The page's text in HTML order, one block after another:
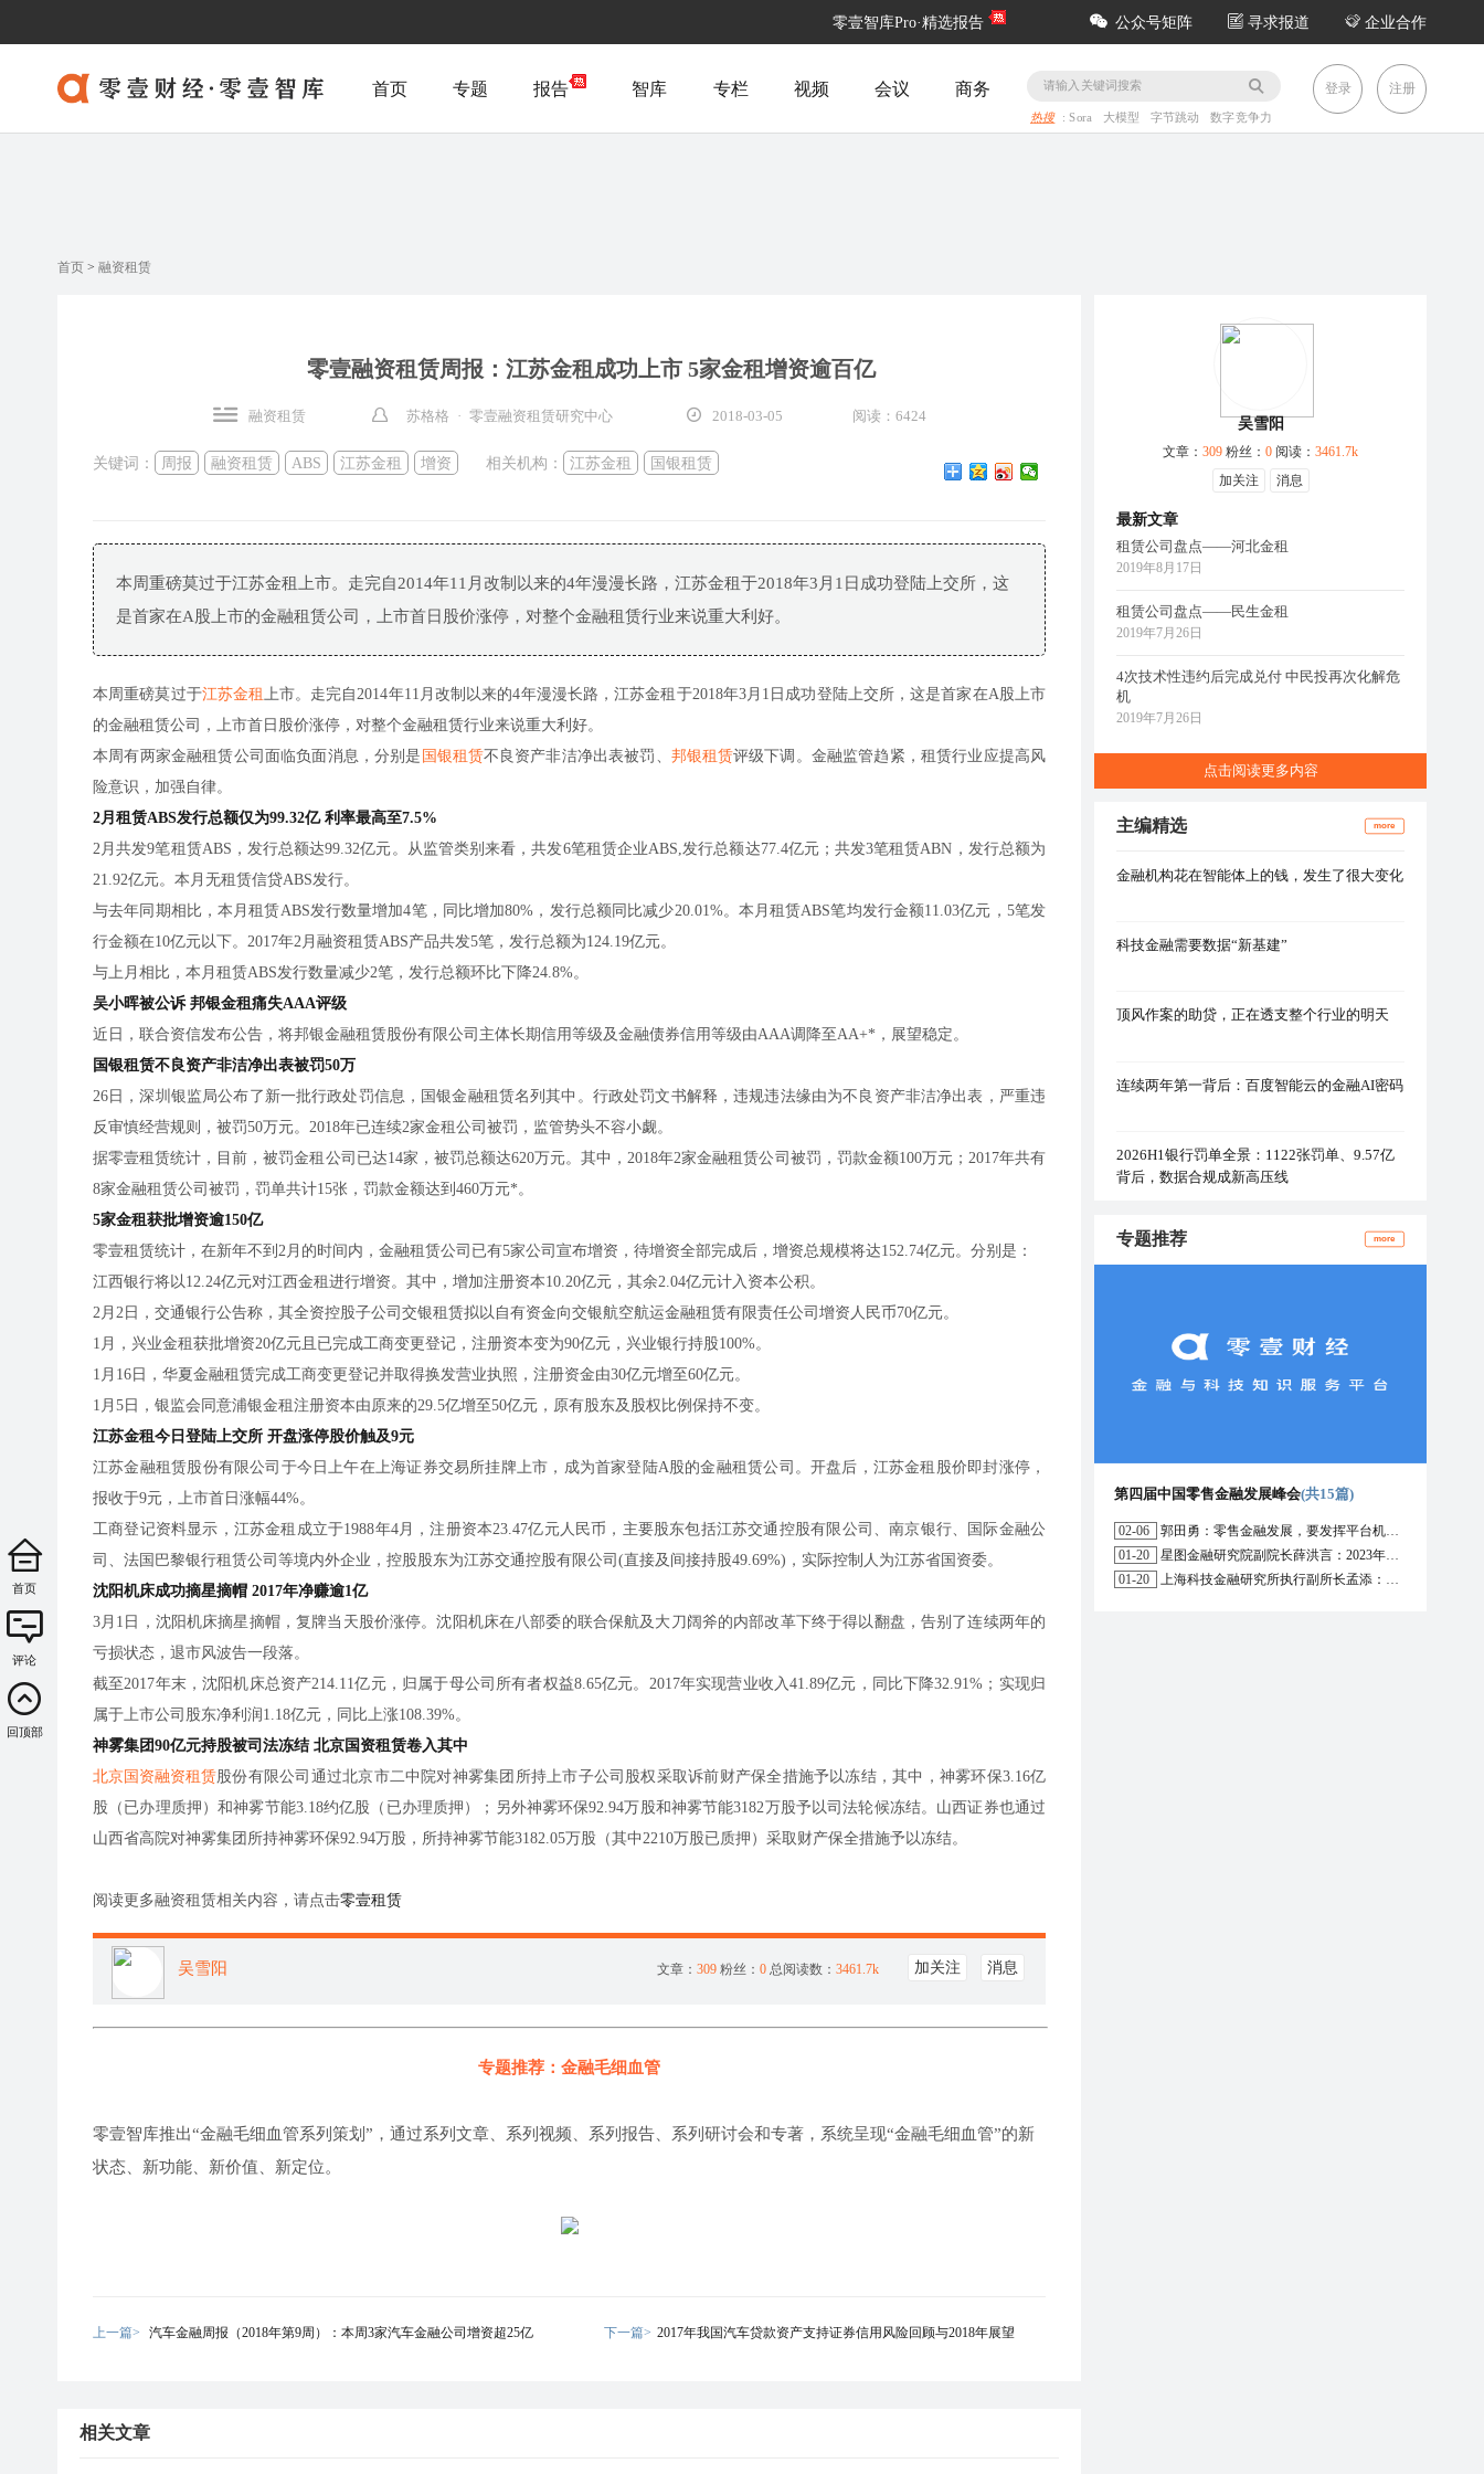
零壹智库Pro·精选报告 公众号矩阵 寻求报道 企业合作
首页 专题 报告 智库 专栏 视频 会议 商务
热搜 :Sora 大模型 字节跳动 数字竞争力
登录 注册
首页 > 融资租赁
零壹融资租赁周报：江苏金租成功上市 5家金租增资逾百亿
融资租赁 苏格格 · 零壹融资租赁研究中心 2018-03-05 阅读：6424
关键词： 周报 融资租赁 ABS 江苏金租 增资 相关机构： 江苏金租 国银租赁
本周重磅莫过于江苏金租上市。走完自2014年11月改制以来的4年漫漫长路，江苏金租于2018年3月1日成功登陆上交所，这
是首家在A股上市的金融租赁公司，上市首日股价涨停，对整个金融租赁行业来说重大利好。
本周重磅莫过于江苏金租 上市。走完自2014年11月改制以来的4年漫漫长路，江苏金租于2018年3月1日成功登陆上交所，这是首家在A股上市
的金融租赁公司，上市首日股价涨停，对整个金融租赁行业来说重大利好。
本周有两家金融租赁公司面临负面消息，分别是国银租赁不良资产非洁净出表被罚、 邦银租赁评级下调。金融监管趋紧，租赁行业应提高风
险意识，加强自律。
2月租赁ABS发行总额仅为99.32亿 利率最高至7.5%
2月共发9笔租赁ABS，发行总额达99.32亿元。从监管类别来看，共发6笔租赁企业ABS,发行总额达77.4亿元；共发3笔租赁ABN，发行总额为
21.92亿元。本月无租赁信贷ABS发行。
与去年同期相比，本月租赁ABS发行数量增加4笔，同比增加80%，发行总额同比减少20.01%。本月租赁ABS笔均发行金额11.03亿元，5笔发
行金额在10亿元以下。2017年2月融资租赁ABS产品共发5笔，发行总额为124.19亿元。
与上月相比，本月租赁ABS发行数量减少2笔，发行总额环比下降24.8%。
吴小晖被公诉 邦银金租痛失AAA评级
近日，联合资信发布公告，将邦银金融租赁股份有限公司主体长期信用等级及金融债券信用等级由AAA调降至AA+*，展望稳定。
国银租赁不良资产非洁净出表被罚50万
26日，深圳银监局公布了新一批行政处罚信息，国银金融租赁名列其中。行政处罚文书解释，违规违法缘由为不良资产非洁净出表，严重违
反审慎经营规则，被罚50万元。2018年已连续2家金租公司被罚，监管势头不容小觑。
据零壹租赁统计，目前，被罚金租公司已达14家，被罚总额达620万元。其中，2018年2家金融租赁公司被罚，罚款金额100万元；2017年共有
8家金融租赁公司被罚，罚单共计15张，罚款金额达到460万元*。
5家金租获批增资逾150亿
零壹租赁统计，在新年不到2月的时间内，金融租赁公司已有5家公司宣布增资，待增资全部完成后，增资总规模将达152.74亿元。分别是：
江西银行将以12.24亿元对江西金租进行增资。其中，增加注册资本10.20亿元，其余2.04亿元计入资本公积。
2月2日，交通银行公告称，其全资控股子公司交银租赁拟以自有资金向交银航空航运金融租赁有限责任公司增资人民币70亿元。
1月，兴业金租获批增资20亿元且已完成工商变更登记，注册资本变为90亿元，兴业银行持股100%。
1月16日，华夏金融租赁完成工商变更登记并取得换发营业执照，注册资金由30亿元增至60亿元。
1月5日，银监会同意浦银金租注册资本由原来的29.5亿增至50亿元，原有股东及股权比例保持不变。
江苏金租今日登陆上交所 开盘涨停股价触及9元
江苏金融租赁股份有限公司于今日上午在上海证券交易所挂牌上市，成为首家登陆A股的金融租赁公司。开盘后，江苏金租股价即封涨停，
报收于9元，上市首日涨幅44%。
工商登记资料显示，江苏金租成立于1988年4月，注册资本23.47亿元人民币，主要股东包括江苏交通控股有限公司、南京银行、国际金融公
司、法国巴黎银行租赁公司等境内外企业，控股股东为江苏交通控股有限公司(直接及间接持股49.69%)，实际控制人为江苏省国资委。
沈阳机床成功摘星摘帽 2017年净赚逾1亿
3月1日，沈阳机床摘星摘帽，复牌当天股价涨停。沈阳机床在八部委的联合保航及大刀阔斧的内部改革下终于得以翻盘，告别了连续两年的
亏损状态，退市风波告一段落。
截至2017年末，沈阳机床总资产214.11亿元，归属于母公司所有者权益8.65亿元。2017年实现营业收入41.89亿元，同比下降32.91%；实现归
属于上市公司股东净利润1.18亿元，同比上涨108.39%。
神雾集团90亿元持股被司法冻结 北京国资租赁卷入其中
北京国资融资租赁股份有限公司通过北京市二中院对神雾集团所持上市子公司股权采取诉前财产保全措施予以冻结，其中，神雾环保3.16亿
股（已办理质押）和神雾节能3.18约亿股（已办理质押）；另外神雾环保92.94万股和神雾节能3182万股予以司法轮候冻结。山西证券也通过
山西省高院对神雾集团所持神雾环保92.94万股，所持神雾节能3182.05万股（其中2210万股已质押）采取财产保全措施予以冻结。
阅读更多融资租赁相关内容，请点击零壹租赁
吴雪阳 加关注 消息
文章： 309粉丝： 0总阅读数： 3461.7k
专题推荐：金融毛细血管
零壹智库推出“金融毛细血管系列策划”，通过系列文章、系列视频、系列报告、系列研讨会和专著，系统呈现“金融毛细血管”的新
状态、新功能、新价值、新定位。
上一篇> 汽车金融周报（2018年第9周）：本周3家汽车金融公司增资超25亿 下一篇> 2017年我国汽车贷款资产支持证券信用风险回顾与2018年展望
相关文章
吴雪阳
文章： 309 粉丝： 0 阅读： 3461.7k
加关注
消息
最新文章
租赁公司盘点——河北金租
2019年8月17日
租赁公司盘点——民生金租
2019年7月26日
4次技术性违约后完成兑付 中民投再次化解危
机
2019年7月26日
点击阅读更多内容
主编精选 more
金融机构花在智能体上的钱，发生了很大变化
科技金融需要数据“新基建”
顶风作案的助贷，正在透支整个行业的明天
连续两年第一背后：百度智能云的金融AI密码
2026H1银行罚单全景：1122张罚单、9.57亿
背后，数据合规成新高压线
专题推荐 more
第四届中国零售金融发展峰会(共15篇)
02-06
郭田勇：零售金融发展，要发挥平台机构的作用
01-20
星图金融研究院副院长薛洪言：2023年消费信贷或迎来新起点
01-20
上海科技金融研究所执行副所长孟添：开放银行与嵌入式金融为数字普惠金融带来更大发展空间
首页
评论
回顶部